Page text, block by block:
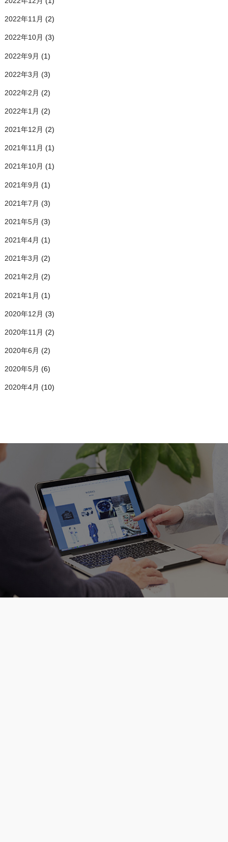
2022年11月 (2)
2022年10月 (3)
2022年9月 (1)
2022年3月 (3)
2022年2月 (2)
2022年1月 (2)
2021年12月 (2)
2021年11月 (1)
2021年10月 (1)
2021年9月 (1)
2021年7月 (3)
2021年5月 (3)
2021年4月 (1)
2021年3月 (2)
2021年2月 (2)
2021年1月 (1)
2020年12月 (3)
2020年11月 (2)
2020年6月 (2)
2020年5月 (6)
2020年4月 (10)